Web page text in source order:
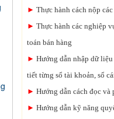
► Thực hành cách nộp
► Thực hành các nghiệp
toán bán hàng
► Hướng dẫn nhập dữ
tiết từng sổ tài khoản, sổ
► Hướng dẫn cách đọc
► Hướng dẫn kỹ năng